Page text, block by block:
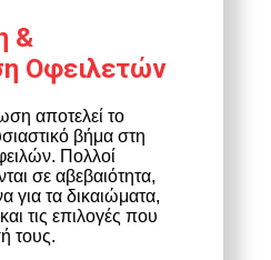
&
Οφειλετών
αποτελεί το
βήμα στη
Πολλοί
σε αβεβαιότητα,
για τα δικαιώματα,
τις επιλογές που
τους.